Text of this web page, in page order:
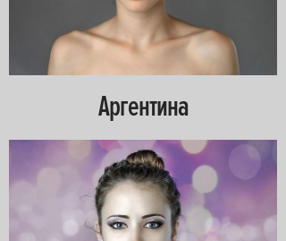
Аргентина